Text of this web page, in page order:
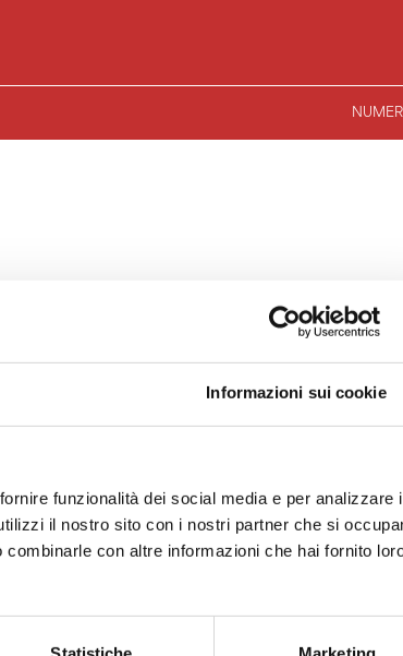
Informazioni sui cookie
funzionalità dei social media e per analizzare
il nostro sito con i nostri partner che si
con altre informazioni che hai fornito
NUMERI